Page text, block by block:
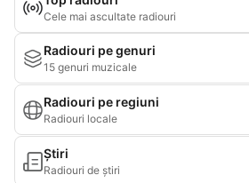
Cele mai ascultate radiouri
Radiouri pe genuri
15 genuri muzicale
Radiouri pe regiuni
Radiouri locale
Știri
Radiouri de știri